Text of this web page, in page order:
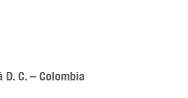
C. – Colombia